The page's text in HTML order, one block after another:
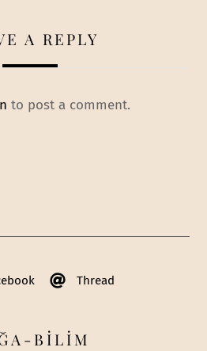
A REPLY
to post a comment.
Thread
BİLİM